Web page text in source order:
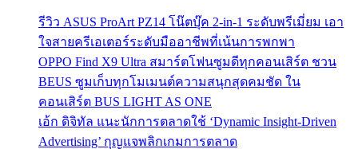
รีวิว ASUS ProArt PZ14 โน๊ตบุ๊ค 2-in-1 ระดับพรีเมี่ยม เอา
ใจสายครีเอเตอร์ระดับมืออาชีพที่เน้นการพกพา
OPPO Find X9 Ultra สมาร์ตโฟนซูมดีทุกคอนเสิร์ต ชวน
BEUS ซูมเก็บทุกโมเมนต์ความสนุกสุดคมชัด ใน
คอนเสิร์ต BUS LIGHT AS ONE
เอ้ก ดิจิทัล แนะนักการตลาดใช้ ‘Dynamic Insight-Driven
Advertising’ กุญแจพลิกเกมการตลาด